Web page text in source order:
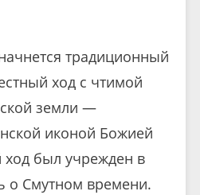
традиционный
ход с чтимой
земли —
иконой Божией
был учрежден в
о Смутном времени.